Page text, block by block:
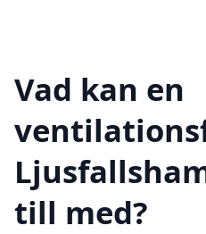
Vad kan en
till med?